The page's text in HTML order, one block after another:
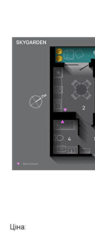
Ціна: